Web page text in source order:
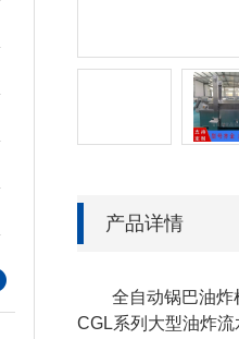
产品详情
全自动锅巴油炸
CGL系列大型油炸